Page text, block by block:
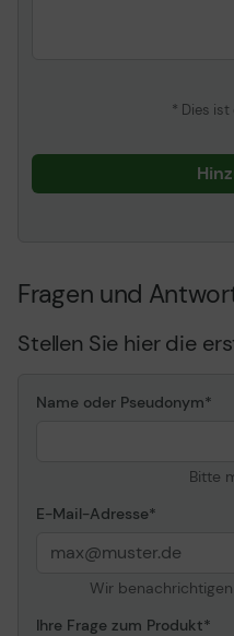
Unbegrenzte
Remote-
die Ihnen zur
gesamten
Unterstützung
* Dies ist
Fragen und
Stellen Sie hier die
Name oder Pseudonym
Bitte
E-Mail-Adresse
Wir
Ihre Frage zum Produkt